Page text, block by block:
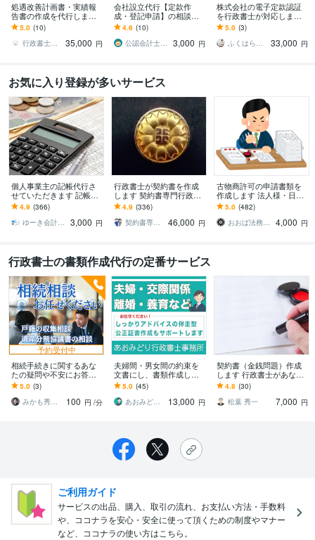
処遇改善計画書・実績報
告書の作成を代行します
現場を知る行政書士が、
新制度の処遇改善計画書
作成を代行します
5.0 (10)
行政書士ささき事務所
35,000 円
会社設立代行【定款作
成・登記申請】の相談承
ります オプションで税務
届出、役員報酬決定議事
録にも対応！
4.6 (10)
公認会計士･税理士･行政書士 のどか屋
3,000 円
株式会社の電子定款認証
を行政書士が対応します
全国どこからでもオンラ
インで解決
5.0 (3)
ふくはら行政書士事務所
33,000 円
お気に入り登録が多いサービス
個人事業主の記帳代行さ
せていただきます 記帳に
関しては全てお任せ下さ
い！青色申告標準対応で
す。
4.9 (366)
ゆーき会計サポーター
3,000 円
行政書士が契約書を作成
します 契約書専門行政書
士が各種契約書を作成
4.9 (336)
契約書専門行政書士・社労士事務所
46,000 円
古物商許可の申請書類を
作成します 法人様・日本
全国・賃貸物件・外国籍
の方全て対応可能です！
5.0 (482)
おおば法務事務所
4,000 円
行政書士の書類作成代行の定番サービス
予約受付中
相続手続きに関するあな
たの疑問や不安にお答え
します 相続専門の行政書
士が相続手続き完了への
道筋を示します
5.0 (3)
みかも秀文＠特定行政書士・宅地建物取引士
100 円 /分
夫婦間・男女間の約束を
文書にし、書類作成しま
す 離婚協議書（公正証書
対応）・夫婦間合意書な
ど、法的文書を作成
5.0 (45)
あおみどり行政書士事務所
13,000 円
契約書（金銭問題）作成
します 行政書士があなた
のご要望に沿ってしっか
りした契約書を作成！
4.8 (30)
松葉 秀一
7,000 円
ご利用ガイド
サービスの出品、購入、取引の流れ、お支払い方法・手数料
や、ココナラを安心・安全に使って頂くための制度やマナー
など、ココナラの使い方はこちら。